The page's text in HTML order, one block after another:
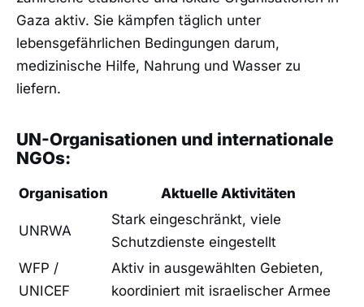
Gaza aktiv. Sie kämpfen täglich unter
lebensgefährlichen Bedingungen darum,
medizinische Hilfe, Nahrung und Wasser zu
liefern.
UN-Organisationen und internationale
NGOs:
Organisation Aktuelle Aktivitäten
UNRWA
Stark eingeschränkt, viele
Schutzdienste eingestellt
WFP /
UNICEF
Aktiv in ausgewählten Gebieten,
koordiniert mit israelischer Armee